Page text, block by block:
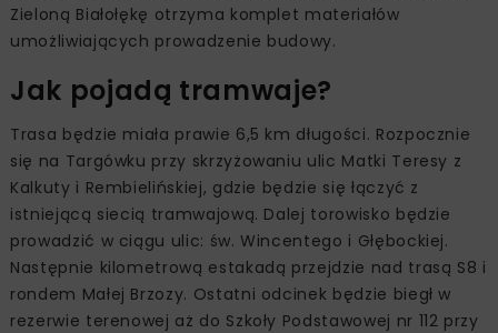
Zieloną Białołękę otrzyma komplet materiałów
umożliwiających prowadzenie budowy.
Jak pojadą tramwaje?
Trasa będzie miała prawie 6,5 km długości. Rozpocznie
się na Targówku przy skrzyżowaniu ulic Matki Teresy z
Kalkuty i Rembielińskiej, gdzie będzie się łączyć z
istniejącą siecią tramwajową. Dalej torowisko będzie
prowadzić w ciągu ulic: św. Wincentego i Głębockiej.
Następnie kilometrową estakadą przejdzie nad trasą S8 i
rondem Małej Brzozy. Ostatni odcinek będzie biegł w
rezerwie terenowej aż do Szkoły Podstawowej nr 112 przy